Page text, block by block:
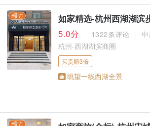
如家精选-杭州西湖湖滨
5.0分
1322条评论
杭州-西湖湖滨商圈
买贵赔3倍
眺望一线西湖全景